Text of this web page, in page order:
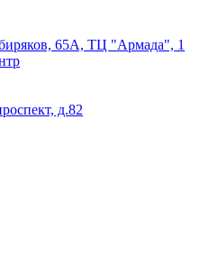
65А, ТЦ "Армада", 1
д.82